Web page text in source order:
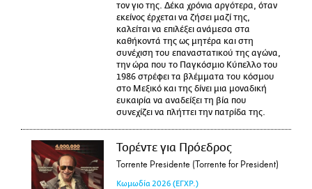
τον γιο της. Δέκα χρόνια αργότερα, όταν
εκείνος έρχεται να ζήσει μαζί της,
καλείται να επιλέξει ανάμεσα στα
καθήκοντά της ως μητέρα και στη
συνέχιση του επαναστατικού της αγώνα,
την ώρα που το Παγκόσμιο Κύπελλο του
1986 στρέφει τα βλέμματα του κόσμου
στο Μεξικό και της δίνει μια μοναδική
ευκαιρία να αναδείξει τη βία που
συνεχίζει να πλήττει την πατρίδα της.
Τορέντε για Πρόεδρος
Torrente Presidente (Torrente for President)
Κωμωδία 2026 (ΕΓΧΡ.)